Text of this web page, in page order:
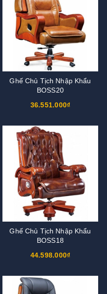
Ghế Chủ Tịch Nhập Khẩu
BOSS20
36.551.000₫
Ghế Chủ Tịch Nhập Khẩu
BOSS18
44.598.000₫